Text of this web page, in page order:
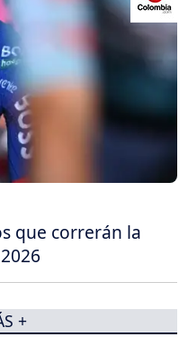
que correrán la
+